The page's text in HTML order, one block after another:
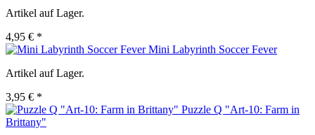
Artikel auf Lager.
4,95 € *
Mini Labyrinth Soccer Fever
Artikel auf Lager.
3,95 € *
Puzzle Q "Art-10: Farm in
Brittany"